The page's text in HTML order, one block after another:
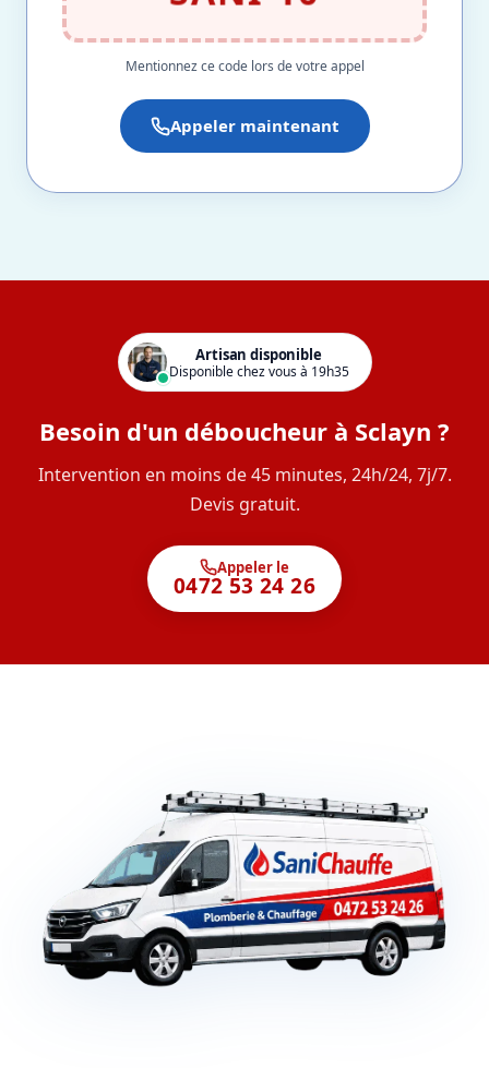
Mentionnez ce code lors de votre appel
Appeler maintenant
Artisan disponible
Disponible chez vous à 19h35
Besoin d'un déboucheur à Sclayn ?
Intervention en moins de 45 minutes, 24h/24, 7j/7.
Devis gratuit.
Appeler le
0472 53 24 26